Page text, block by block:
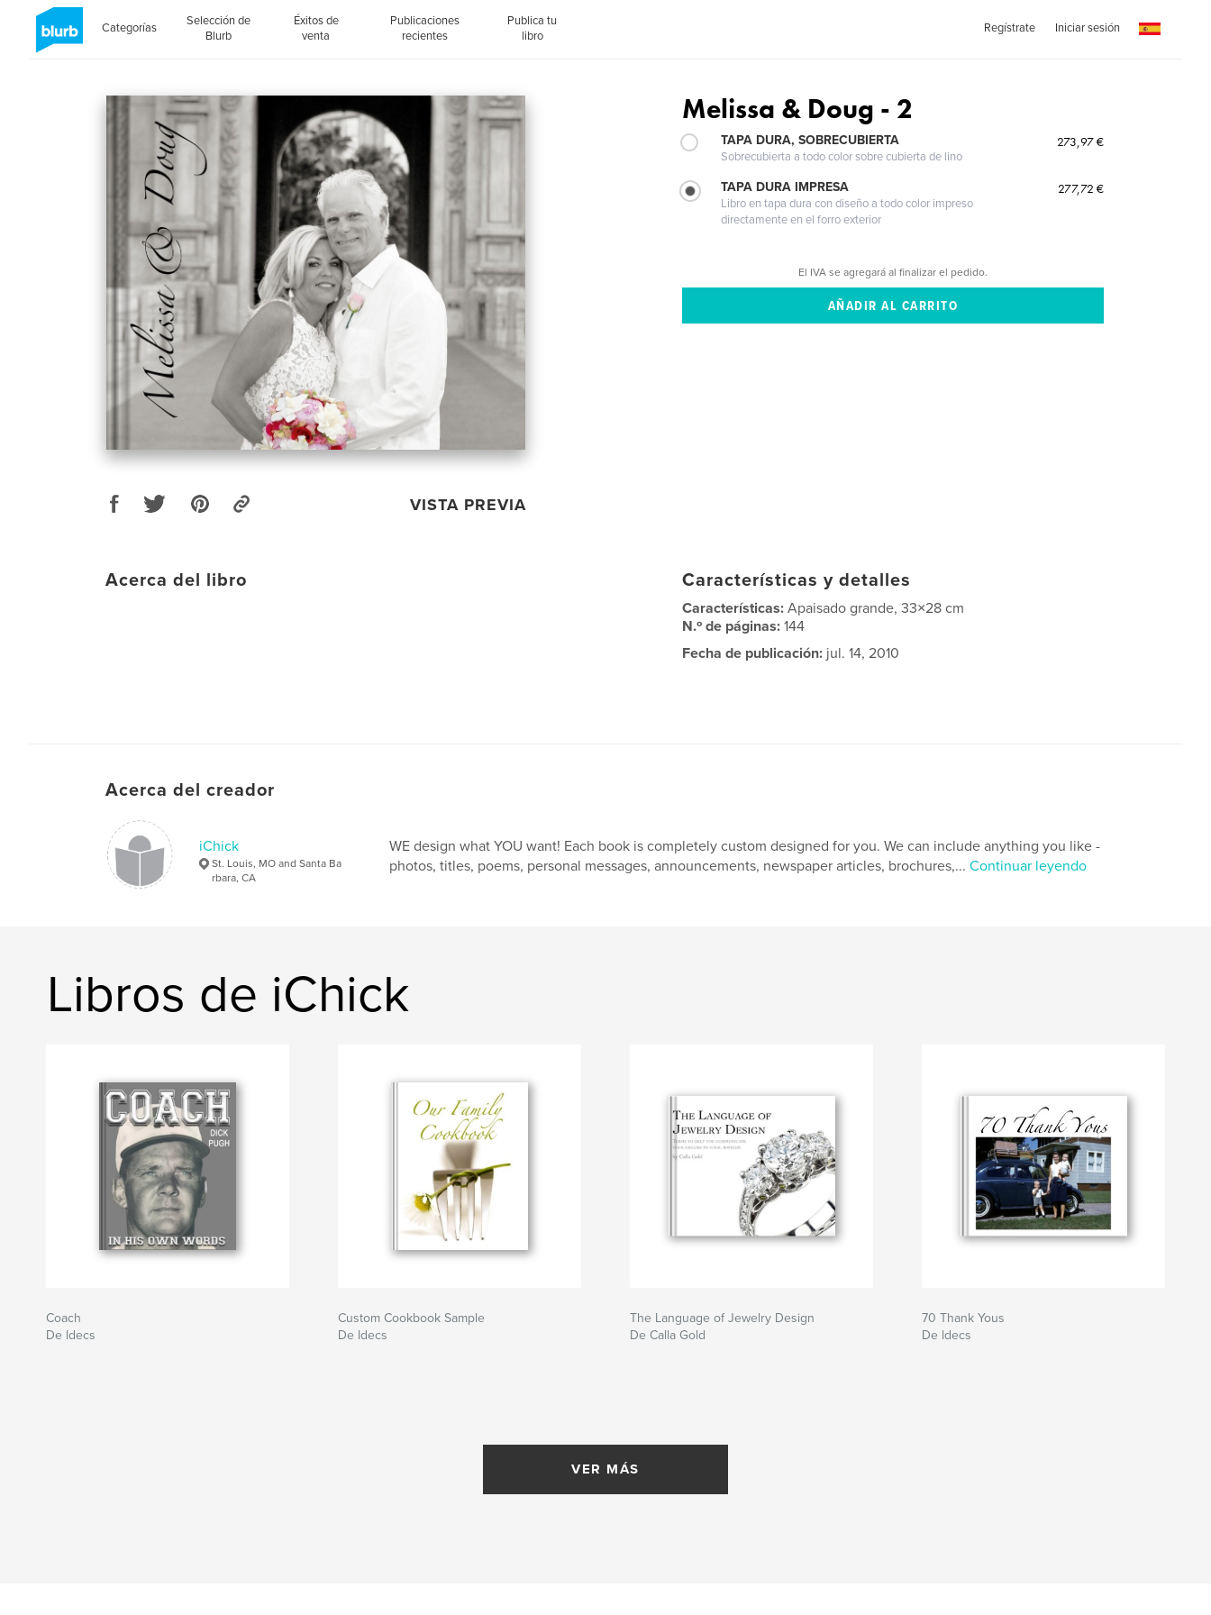
Categorías
Selección de
Blurb
Éxitos de
venta
Publicaciones
recientes
Publica tu
libro
Regístrate Iniciar sesión
VISTA PREVIA
Melissa & Doug - 2
TAPA DURA, SOBRECUBIERTA
Sobrecubierta a todo color sobre cubierta de lino
273,97 €
TAPA DURA IMPRESA
Libro en tapa dura con diseño a todo color impreso
directamente en el forro exterior
277,72 €
El IVA se agregará al finalizar el pedido.
Acerca del libro Características y detalles
Características:Apaisado grande, 33×28 cm
N.º de páginas:144
Fecha de publicación: jul. 14, 2010
Acerca del creador
iChick
St. Louis, MO and Santa Ba
rbara, CA
WE design what YOU want! Each book is completely custom designed for you. We can include anything you like -
photos, titles, poems, personal messages, announcements, newspaper articles, brochures,... Continuar leyendo
Libros de iChick
Coach
De ldecs
Custom Cookbook Sample
De ldecs
The Language of Jewelry Design
De Calla Gold
70 Thank Yous
De ldecs
VER MÁS